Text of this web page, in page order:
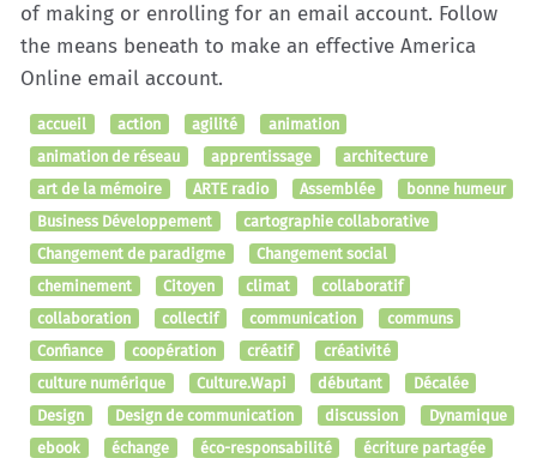
of making or enrolling for an email account. Follow
the means beneath to make an effective America
Online email account.
accueil action agilité
animation
animation de réseau
apprentissage
architecture
art de la mémoire
ARTE radio Assemblée
bonne humeur
Business Développement
cartographie collaborative
Changement de paradigme
Changement social
cheminement
Citoyen climat
collaboratif
collaboration
collectif communication
communs
Confiance
coopération créatif
créativité
culture numérique
Culture.Wapi débutant
Décalée
Design
Design de communication discussion
Dynamique
ebook
échange éco-responsabilité
écriture partagée